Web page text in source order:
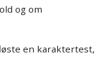
og om
en karaktertest,